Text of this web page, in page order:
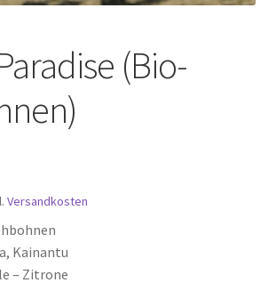
(Bio-
Versandkosten
Kainantu
– Zitrone